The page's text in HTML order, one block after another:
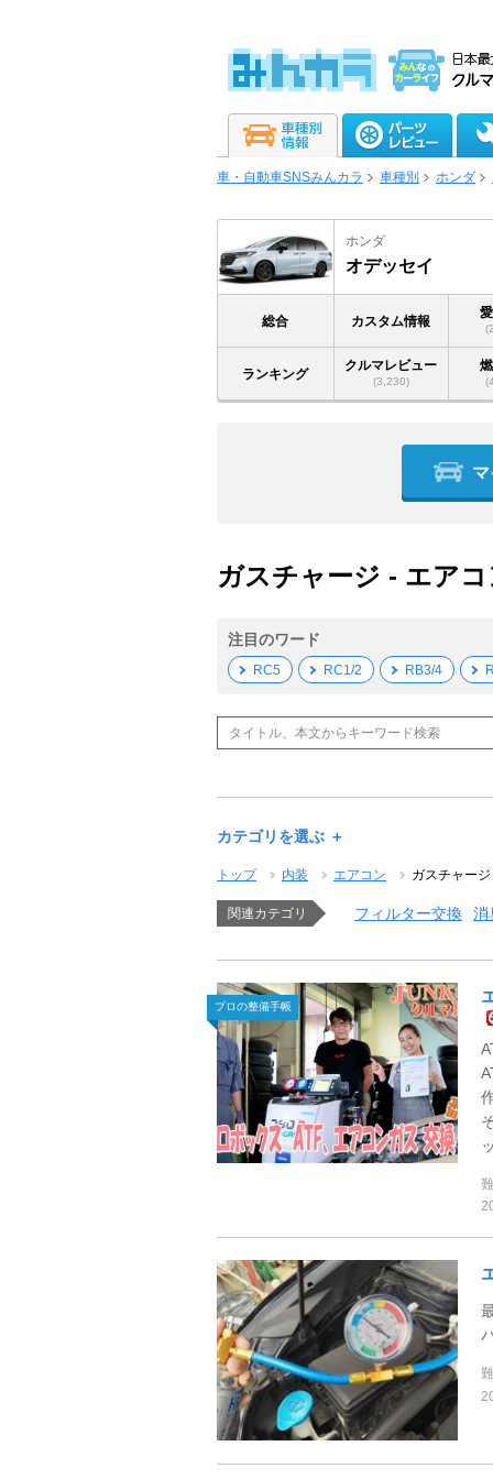
車・自動車SNSみんカラ 車種別 ホンダ
ホンダ
オデッセイ
総合 カスタム情報
ランキング
クルマレビュー
(3,230)
ガスチャージ - エア
注目のワード
RC5 RC1/2 RB3/4
カテゴリを選ぶ ＋
トップ 内装 エアコン ガスチャージ
関連カテゴリ フィルター交換 消
プロの整備手帳